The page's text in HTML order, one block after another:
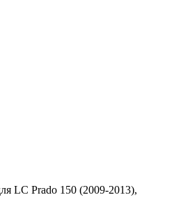
LС Prado 150 (2009-2013),